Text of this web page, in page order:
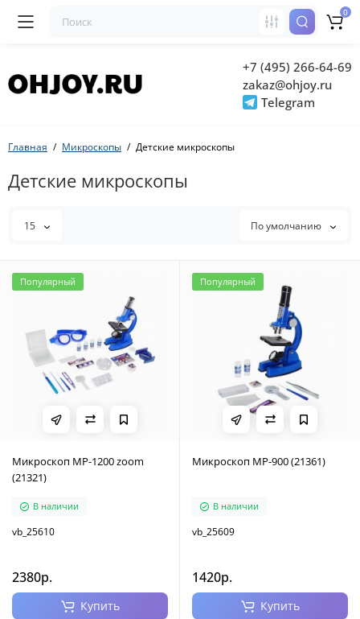
+7 (495) 266-64-69
zakaz@ohjoy.ru
Telegram
0
Главная Микроскопы Детские микроскопы
Детские микроскопы
15 По умолчанию
Популярный
Микроскоп MP-1200 zoom
(21321)
В наличии
vb_25610
2380р.
Купить
Популярный
Микроскоп MP-900 (21361)
В наличии
vb_25609
1420р.
Купить